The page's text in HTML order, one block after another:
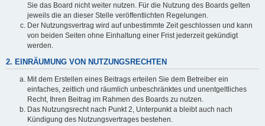
Sie das Board nicht weiter nutzen. Für die Nutzung des Boards gelten
jeweils die an dieser Stelle veröffentlichten Regelungen.
Der Nutzungsvertrag wird auf unbestimmte Zeit geschlossen und kann
von beiden Seiten ohne Einhaltung einer Frist jederzeit gekündigt
werden.
2. EINRÄUMUNG VON NUTZUNGSRECHTEN
Mit dem Erstellen eines Beitrags erteilen Sie dem Betreiber ein
einfaches, zeitlich und räumlich unbeschränktes und unentgeltliches
Recht, Ihren Beitrag im Rahmen des Boards zu nutzen.
Das Nutzungsrecht nach Punkt 2, Unterpunkt a bleibt auch nach
Kündigung des Nutzungsvertrages bestehen.